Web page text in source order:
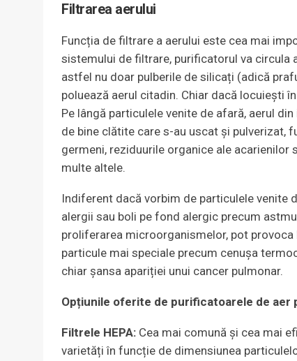
Filtrarea aerului
Funcția de filtrare a aerului este cea mai
sistemului de filtrare, purificatorul va circula
astfel nu doar pulberile de silicați (adică
poluează aerul citadin. Chiar dacă locuiești
Pe lângă particulele venite de afară, aerul
de bine clătite care s-au uscat și pulverizat,
germeni, reziduurile organice ale
multe altele.
Indiferent dacă vorbim de particulele venite
alergii sau boli pe fond alergic precum
proliferarea microorganismelor, pot
particule mai speciale precum cenușa
chiar șansa apariției unui cancer pulmonar.
Opțiunile oferite de purificatoarele de
Filtrele HEPA: Cea mai comună și cea mai
varietăți în funcție de dimensiunea